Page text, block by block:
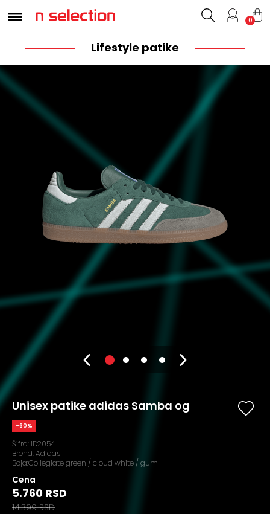
0
Lifestyle patike
Unisex patike adidas Samba og
-60%
Šifra: ID2054
Brend:Adidas
Boja:Collegiate green / cloud white / gum
Cena
5.760 RSD
14.399 RSD